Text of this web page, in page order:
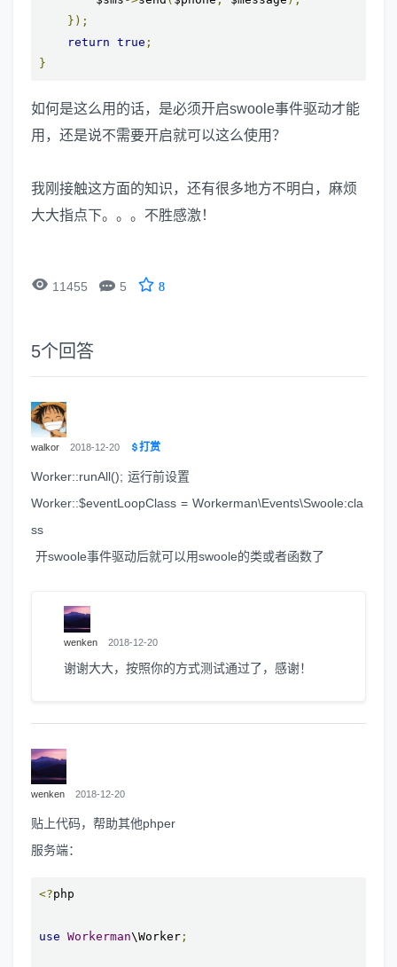
});
return true ;
}
如何是这么用的话，是必须开启swoole事件驱动才能
用，还是说不需要开启就可以这么使用？
我刚接触这方面的知识，还有很多地方不明白，麻烦
大大指点下。。。不胜感激！
 11455  5 8
5个回答
walkor 2018-12-20 打赏
Worker::runAll(); 运行前设置
Worker::$eventLoopClass = Workerman\Events\Swoole:cla
ss
开swoole事件驱动后就可以用swoole的类或者函数了
wenken 2018-12-20
谢谢大大，按照你的方式测试通过了，感谢！
wenken 2018-12-20
贴上代码，帮助其他phper
服务端：
<?php
use Workerman\Worker ;